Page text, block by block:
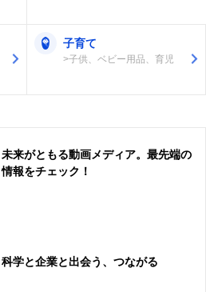
子育て
>子供、ベビー用品、育児
未来がともる動画メディア。最先端の
情報をチェック！
科学と企業と出会う、つながる